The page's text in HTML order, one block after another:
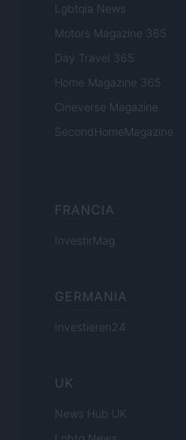
Lgbtqia News
Motors Magazine 365
Day Travel 365
Home Magazine 365
Cineverse Magazine
SecondHomeMagazine
FRANCIA
InvestirMag
GERMANIA
Investieren24
UK
News Hub UK